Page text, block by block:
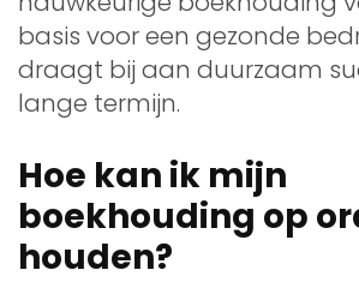
basis voor een gezonde
draagt bij aan duurzaam
lange termijn.
Hoe kan ik mijn
boekhouding op
houden?